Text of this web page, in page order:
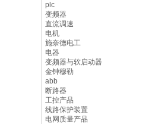
plc
变频器
直流调速
电机
施奈德电工
电器
变频器与软启动器
金钟穆勒
abb
断路器
工控产品
线路保护装置
电网质量产品